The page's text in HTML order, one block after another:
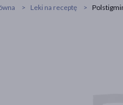
Leki na receptę